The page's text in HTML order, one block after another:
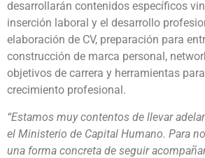
desarrollarán contenidos específicos
inserción laboral y el desarrollo
elaboración de CV, preparación para
construcción de marca personal,
objetivos de carrera y herramientas
crecimiento profesional.
“Estamos muy contentos de llevar
el Ministerio de Capital Humano. Para
una forma concreta de seguir